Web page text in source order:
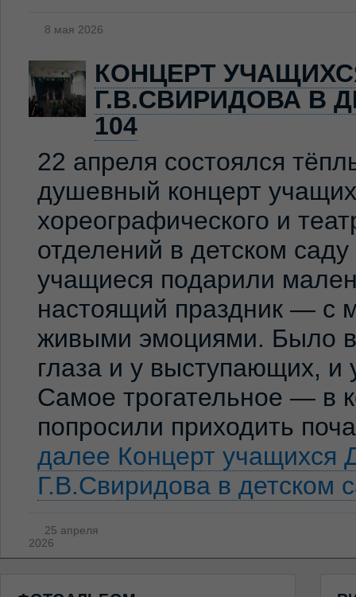
8 мая 2026
КОНЦЕРТ
Г.В.СВИРИДОВА В
104
22 апреля состоялся
душевный концерт
хореографического и
отделений в детском
учащиеся подарили
настоящий праздник — с
живыми эмоциями. Было
глаза и у выступающих,
Самое трогательное — в
попросили приходить
далее Концерт
Г.В.Свиридова в детском
25 апреля
2026